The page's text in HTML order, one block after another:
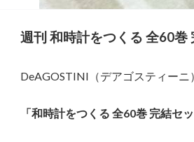
週刊 和時計をつくる 全60巻
DeAGOSTINI（デアゴスティーニ
「和時計をつくる 全60巻 完結セッ